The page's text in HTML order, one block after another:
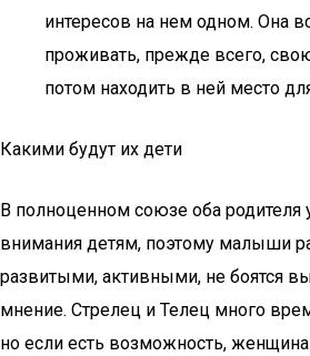
интересов на нем одном. Она
проживать, прежде всего,
потом находить в ней место
Какими будут их дети
В полноценном союзе оба родителя
внимания детям, поэтому малыши
развитыми, активными, не боятся
мнение. Стрелец и Телец много
но если есть возможность,